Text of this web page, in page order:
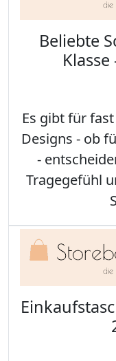
Beliebte
Es gibt für
Designs - ob
-
Tragegefühl